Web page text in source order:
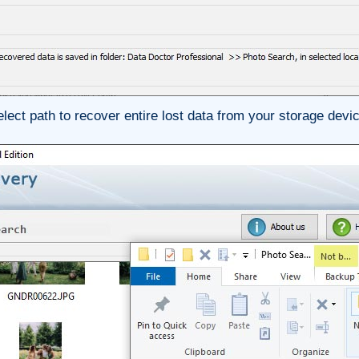
path to recover entire lost data from your storage